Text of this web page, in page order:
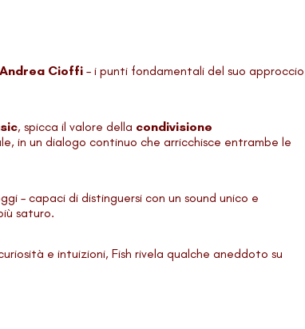
Andrea Cioffi – i punti fondamentali del suo approccio
, spicca il valore della condivisione
in un dialogo continuo che arricchisce entrambe le
– capaci di distinguersi con un sound unico e
saturo.
e intuizioni, Fish rivela qualche aneddoto su